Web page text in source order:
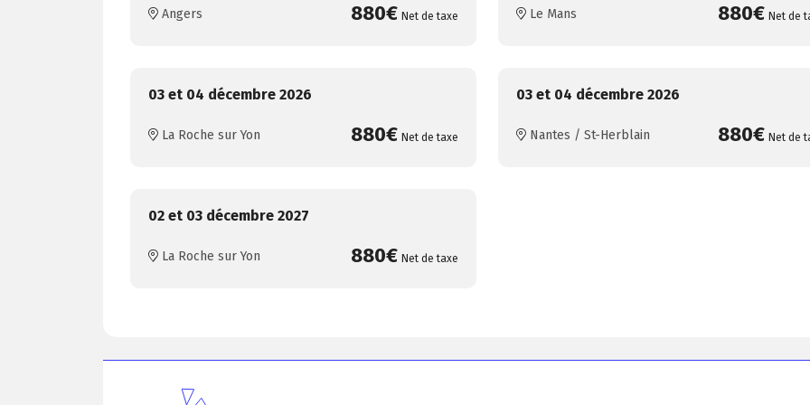
Angers 880€ Net de taxe Le Mans 880€ Net de
03 et 04 décembre 2026
La Roche sur Yon 880€ Net de taxe
03 et 04 décembre 2026
Nantes / St-Herblain 880€ Net de
02 et 03 décembre 2027
La Roche sur Yon 880€ Net de taxe